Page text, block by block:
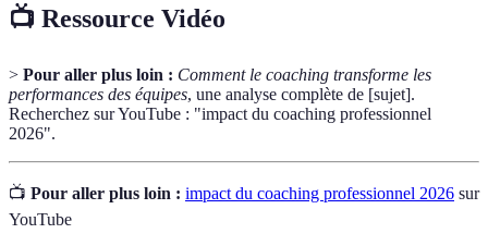
📺 Ressource Vidéo
> Pour aller plus loin : Comment le coaching transforme les
performances des équipes, une analyse complète de [sujet].
Recherchez sur YouTube : "impact du coaching professionnel
2026".
📺 Pour aller plus loin : impact du coaching professionnel 2026 sur
YouTube